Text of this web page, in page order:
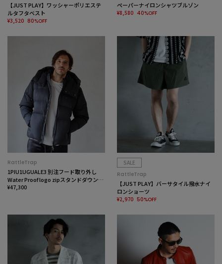
【JUST PLAY】ワッシャーポリエステ
ルタフタベスト
¥3,520 80%OFF
ペーパーナイロンシャツブルゾン
¥8,580 40%OFF
RattleTrap
1PIU1UGUALE3 別注フード取り外し
Water Proof logo zipスタンドダウンブ
ルゾン
¥47,300
SALE
RattleTrap
【JUST PLAY】バーサタイル撥水ナイ
ロンショーツ
¥2,970 50%OFF